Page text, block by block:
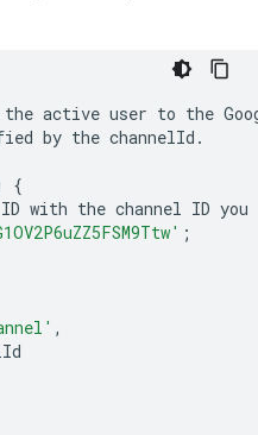
the active user to the
by the channelId .
{
ID with the channel ID you
;
,